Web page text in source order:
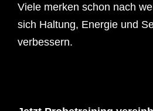
Viele merken schon nach
sich Haltung, Energie und
verbessern.